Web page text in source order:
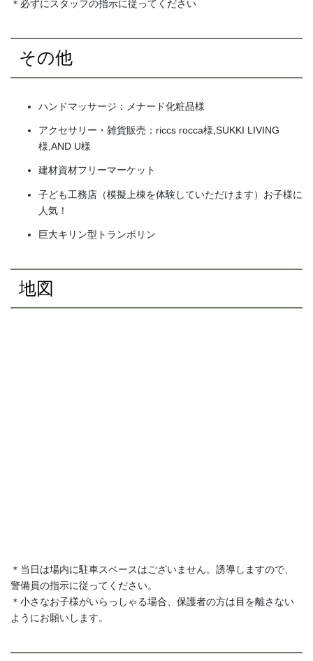
＊必ずにスタッフの指示に従ってください
その他
ハンドマッサージ：メナード化粧品様
アクセサリー・雑貨販売：riccs rocca様,SUKKI LIVING
様,AND U様
建材資材フリーマーケット
子ども工務店（模擬上棟を体験していただけます）お子様に
人気！
巨大キリン型トランポリン
地図
＊当日は場内に駐車スペースはございません。誘導しますので、
警備員の指示に従ってください。
＊小さなお子様がいらっしゃる場合、保護者の方は目を離さない
ようにお願いします。